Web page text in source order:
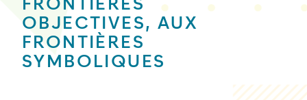
FRONTIÈRES
OBJECTIVES, AUX
FRONTIÈRES
SYMBOLIQUES